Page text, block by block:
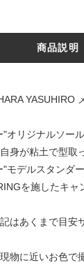
商品説明
YASUHIRO
"オリジナルソー
身が粘土で型取
モデルスタンダー
を施したキャ
はあくまで目安
物に近いお色で